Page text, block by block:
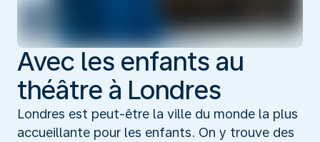
Avec les enfants au
théâtre à Londres
Londres est peut-être la ville du monde la plus
accueillante pour les enfants. On y trouve des